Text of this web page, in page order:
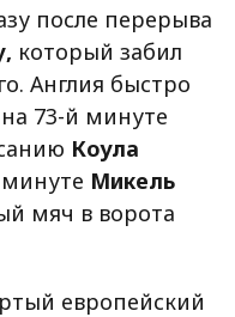
после перерыва
который забил
Англия быстро
73-й минуте
Коула
Микель
мяч в ворота
европейский